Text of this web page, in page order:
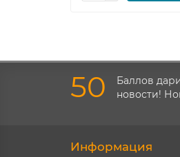
50
Баллов
новости!
Информация